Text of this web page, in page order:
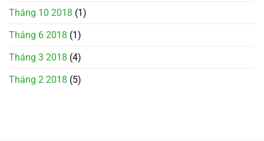
Tháng 10 2018 (1)
Tháng 6 2018 (1)
Tháng 3 2018 (4)
Tháng 2 2018 (5)